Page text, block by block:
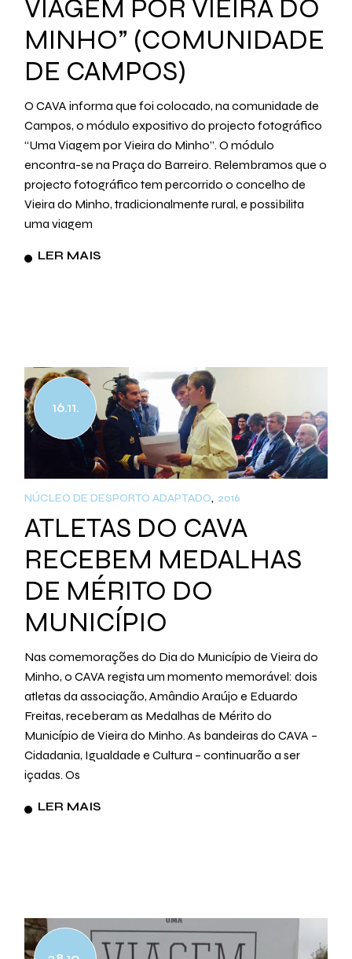
VIAGEM POR VIEIRA DO
MINHO” (COMUNIDADE
DE CAMPOS)
O CAVA informa que foi colocado, na comunidade de
Campos, o módulo expositivo do projecto fotográfico
“Uma Viagem por Vieira do Minho”. O módulo
encontra-se na Praça do Barreiro. Relembramos que o
projecto fotográfico tem percorrido o concelho de
Vieira do Minho, tradicionalmente rural, e possibilita
uma viagem
LER MAIS
16.11.
NÚCLEO DE DESPORTO ADAPTADO 2016
ATLETAS DO CAVA
RECEBEM MEDALHAS
DE MÉRITO DO
MUNICÍPIO
Nas comemorações do Dia do Município de Vieira do
Minho, o CAVA regista um momento memorável: dois
atletas da associação, Amândio Araújo e Eduardo
Freitas, receberam as Medalhas de Mérito do
Município de Vieira do Minho. As bandeiras do CAVA –
Cidadania, Igualdade e Cultura – continuarão a ser
içadas. Os
LER MAIS